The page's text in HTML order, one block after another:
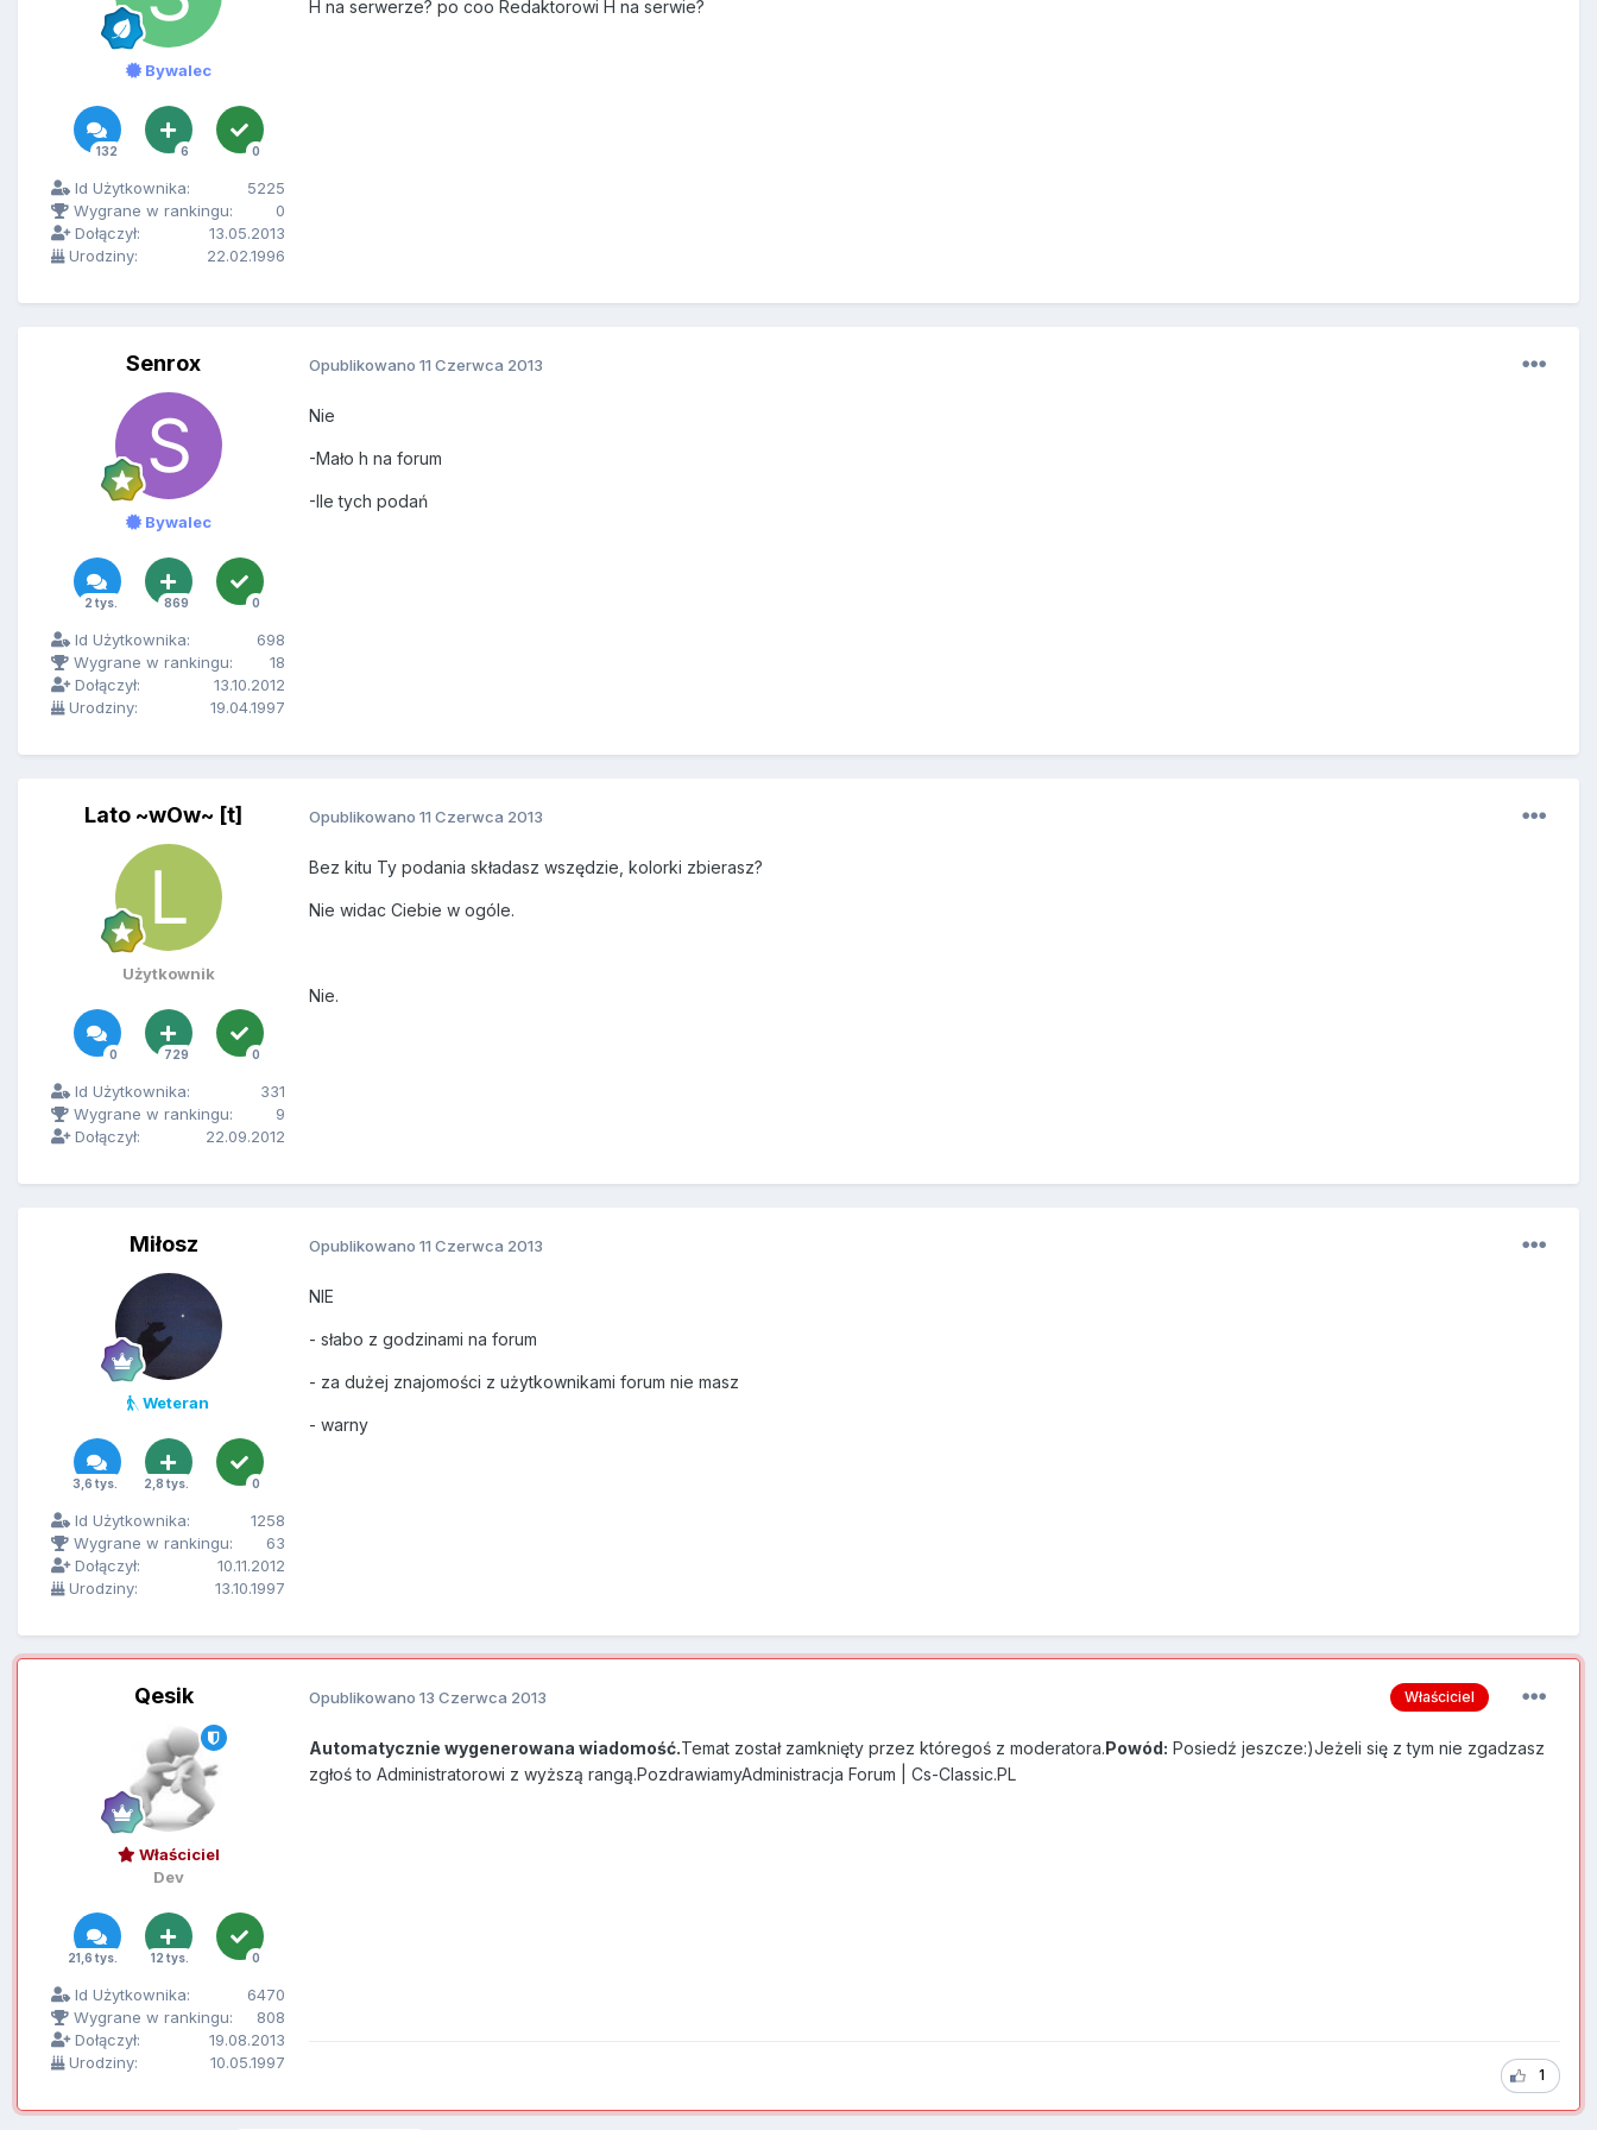
Bywalec
132 6 0
Id Użytkownika:
5225
Wygrane w rankingu:
0
Dołączył:
13.05.2013
Urodziny:
22.02.1996
H na serwerze? po coo Redaktorowi H na serwie?
Senrox
Bywalec
2 tys. 869 0
Id Użytkownika:
698
Wygrane w rankingu:
18
Dołączył:
13.10.2012
Urodziny:
19.04.1997
Opublikowano 11 Czerwca 2013
Nie
-Mało h na forum
-Ile tych podań
Lato ~wOw~ [t]
Użytkownik
0 729 0
Id Użytkownika:
331
Wygrane w rankingu:
9
Dołączył:
22.09.2012
Opublikowano 11 Czerwca 2013
Bez kitu Ty podania składasz wszędzie, kolorki zbierasz?
Nie widac Ciebie w ogóle.
Nie.
Miłosz
Weteran
3,6 tys. 2,8 tys. 0
Id Użytkownika:
1258
Wygrane w rankingu:
63
Dołączył:
10.11.2012
Urodziny:
13.10.1997
Opublikowano 11 Czerwca 2013
NIE
- słabo z godzinami na forum
- za dużej znajomości z użytkownikami forum nie masz
- warny
Qesik
Właściciel
Dev
21,6 tys. 12 tys. 0
Id Użytkownika:
6470
Wygrane w rankingu:
808
Dołączył:
19.08.2013
Urodziny:
10.05.1997
Właściciel
Opublikowano 13 Czerwca 2013
Automatycznie wygenerowana wiadomość.Temat został zamknięty przez któregoś z moderatora.Powód: Posiedź jeszcze:)Jeżeli się z tym nie zgadzasz
zgłoś to Administratorowi z wyższą rangą.PozdrawiamyAdministracja Forum | Cs-Classic.PL
1